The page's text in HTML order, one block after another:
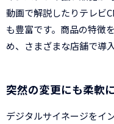
動画で解説したりテレビ
も豊富です。商品の特徴
め、さまざまな店舗で導
突然の変更にも柔軟
デジタルサイネージをイ